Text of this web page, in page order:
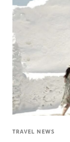
TRAVEL NEWS